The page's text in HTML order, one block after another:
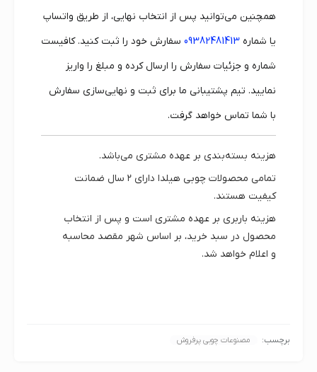
همچنین می‌توانید پس از انتخاب نهایی، از طریق واتساپ
یا شماره 09382481413 سفارش خود را ثبت کنید. کافیست
شماره و جزئیات سفارش را ارسال کرده و مبلغ را واریز
نمایید. تیم پشتیبانی ما برای ثبت و نهایی‌سازی سفارش
با شما تماس خواهد گرفت.
هزینه بسته‌بندی بر عهده مشتری می‌باشد.
تمامی محصولات چوبی هیلدا دارای
۲ سال ضمانت
کیفیت هستند.
هزینه باربری بر عهده مشتری است و پس از انتخاب
محصول در سبد خرید، بر اساس شهر مقصد محاسبه
و اعلام خواهد شد.
برچسب: مصنوعات چوبی پرفروش